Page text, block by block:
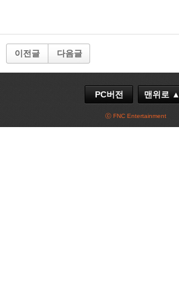
이전글 다음글
PC버전 맨위로 ▲
ⓒ FNC Entertainment